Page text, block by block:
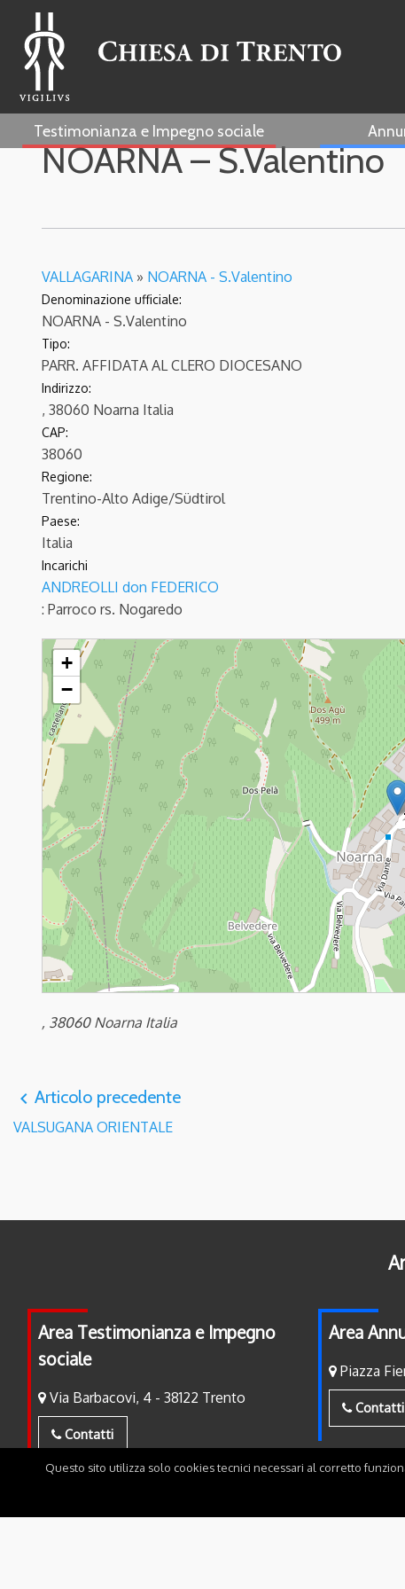
Testimonianza e Impegno sociale
NOARNA – S.Valentino
VALLAGARINA » NOARNA - S.Valentino
Denominazione ufficiale:
NOARNA - S.Valentino
Tipo:
PARR. AFFIDATA AL CLERO DIOCESANO
Indirizzo:
, 38060 Noarna Italia
CAP:
38060
Regione:
Trentino-Alto Adige/Südtirol
Paese:
Italia
Incarichi
ANDREOLLI don FEDERICO
: Parroco rs. Nogaredo
NOARNA - S.Valentino
+
−
, 38060 Noarna Italia
navigate_before Articolo precedente
VALSUGANA ORIENTALE
Area Testimonianza e Impegno
sociale
Via Barbacovi, 4 - 38122 Trento
Contatti
Area
Piazza
Contatti
Questo sito utilizza solo cookies tecnici necessari al corretto